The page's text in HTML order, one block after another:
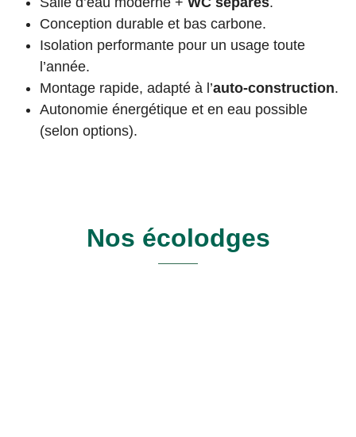
Conception durable et bas carbone.
Isolation performante pour un usage toute
l’année.
Montage rapide, adapté à l’auto-construction.
Autonomie énergétique et en eau possible
(selon options).
Nos écolodges